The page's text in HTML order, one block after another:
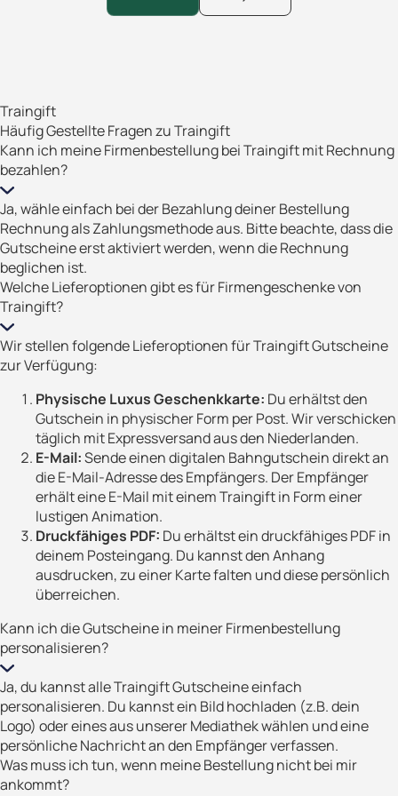
Traingift
Häufig Gestellte Fragen zu Traingift
Kann ich meine Firmenbestellung bei Traingift mit Rechnung
bezahlen?
Ja, wähle einfach bei der Bezahlung deiner Bestellung
Rechnung als Zahlungsmethode aus. Bitte beachte, dass die
Gutscheine erst aktiviert werden, wenn die Rechnung
beglichen ist.
Welche Lieferoptionen gibt es für Firmengeschenke von
Traingift?
Wir stellen folgende Lieferoptionen für Traingift Gutscheine
zur Verfügung:
Physische Luxus Geschenkkarte: Du erhältst den
Gutschein in physischer Form per Post. Wir verschicken
täglich mit Expressversand aus den Niederlanden.
E-Mail:Sende einen digitalen Bahngutschein direkt an
die E-Mail-Adresse des Empfängers. Der Empfänger
erhält eine E-Mail mit einem Traingift in Form einer
lustigen Animation.
Druckfähiges PDF: Du erhältst ein druckfähiges PDF in
deinem Posteingang. Du kannst den Anhang
ausdrucken, zu einer Karte falten und diese persönlich
überreichen.
Kann ich die Gutscheine in meiner Firmenbestellung
personalisieren?
Ja, du kannst alle Traingift Gutscheine einfach
personalisieren. Du kannst ein Bild hochladen (z.B. dein
Logo) oder eines aus unserer Mediathek wählen und eine
persönliche Nachricht an den Empfänger verfassen.
Was muss ich tun, wenn meine Bestellung nicht bei mir
ankommt?